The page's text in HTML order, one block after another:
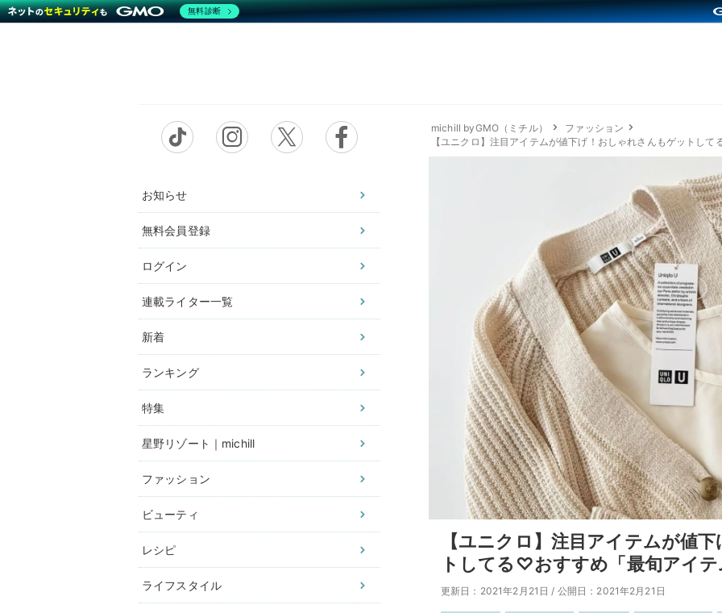
お知らせ
無料会員登録
ログイン
連載ライター一覧
新着
ランキング
特集
星野リゾート｜michill
ファッション
ビューティ
レシピ
ライフスタイル
michill byGMO（ミチル）
ファッション
【ユニクロ】注目アイテムが値下げ！おしゃれさんもゲットし
【ユニクロ】注目アイテムが値
トしてる♡おすすめ「最旬アイテ
更新日：2021年2月21日 / 公開日：2021年2月21日
無料診断